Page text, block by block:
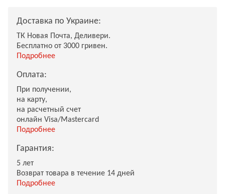
Доставка по Украине:
ТК Новая Почта, Деливери.
Бесплатно от 3000 гривен.
Подробнее
Оплата:
При получении,
на карту,
на расчетный счет
онлайн Visa/Mastercard
Подробнее
Гарантия:
5 лет
Возврат товара в течение 14 дней
Подробнее